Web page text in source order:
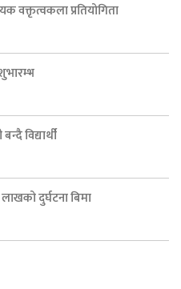
वक्तृत्वकला प्रतियोगिता
विद्यार्थी
दुर्घटना बिमा